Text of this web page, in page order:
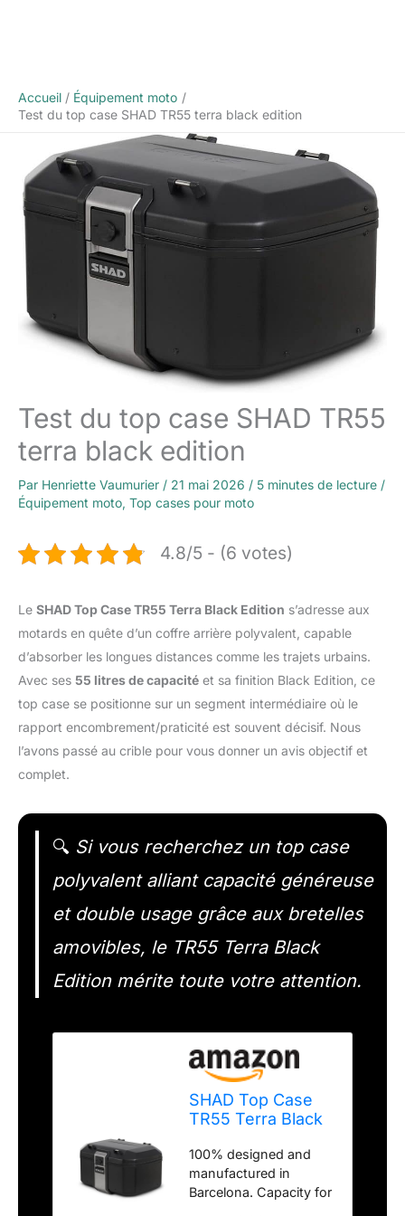
Accueil
Équipement moto
Test du top case SHAD TR55 terra black edition
Test du top case SHAD TR55
terra black edition
Par Henriette Vaumurier / 21 mai 2026 / 5 minutes de lecture /
Équipement moto, Top cases pour moto
4.8/5 - (6 votes)
Le SHAD Top Case TR55 Terra Black Edition s’adresse aux
motards en quête d’un coffre arrière polyvalent, capable
d’absorber les longues distances comme les trajets urbains.
Avec ses 55 litres de capacité et sa finition Black Edition, ce
top case se positionne sur un segment intermédiaire où le
rapport encombrement/praticité est souvent décisif. Nous
l’avons passé au crible pour vous donner un avis objectif et
complet.
🔍 Si vous recherchez un top case
polyvalent alliant capacité généreuse
et double usage grâce aux bretelles
amovibles, le TR55 Terra Black
Edition mérite toute votre attention.
SHAD Top Case
TR55 Terra Black
100% designed and
manufactured in
Barcelona. Capacity for